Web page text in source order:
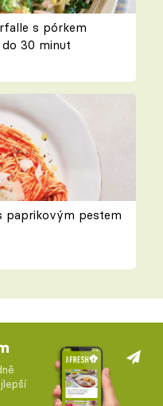
s pórkem
30 minut
paprikovým pestem